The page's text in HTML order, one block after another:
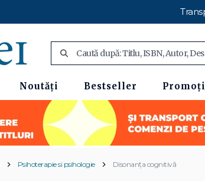
Noutăți Bestseller
Psihoterapie si psihologie Disonanța cognitivă